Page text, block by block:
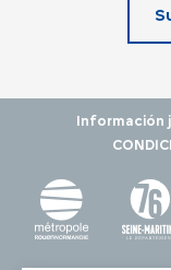
Información